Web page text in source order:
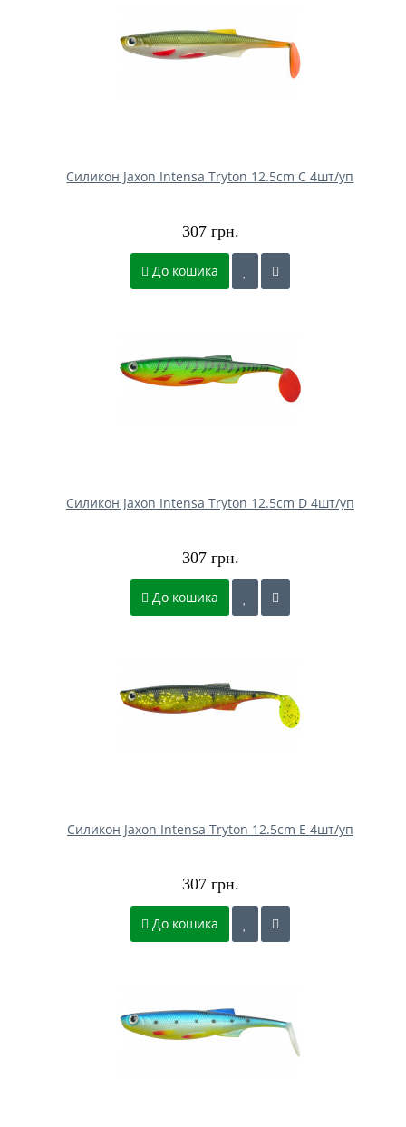
Силикон Jaxon Intensa Tryton 12.5cm C 4шт/уп
307 грн.
До кошика
Силикон Jaxon Intensa Tryton 12.5cm D 4шт/уп
307 грн.
До кошика
Силикон Jaxon Intensa Tryton 12.5cm E 4шт/уп
307 грн.
До кошика